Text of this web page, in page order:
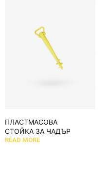
ПЛАСТМАСОВА
СТОЙКА ЗА ЧАДЪР
READ MORE